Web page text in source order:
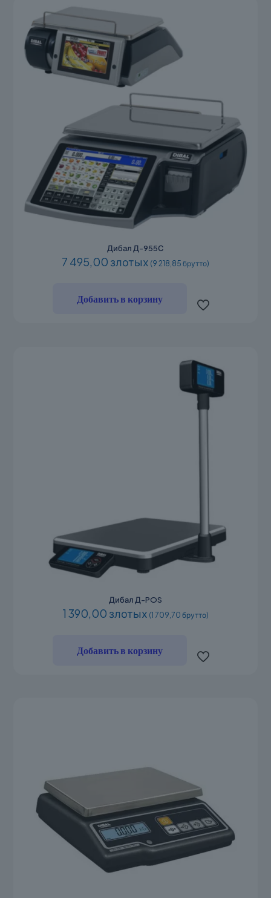
Дибал Д-955С
7 495,00 злотых (9 218,85 брутто)
Добавить в корзину
Дибал Д-POS
1 390,00 злотых (1 709,70 брутто)
Добавить в корзину